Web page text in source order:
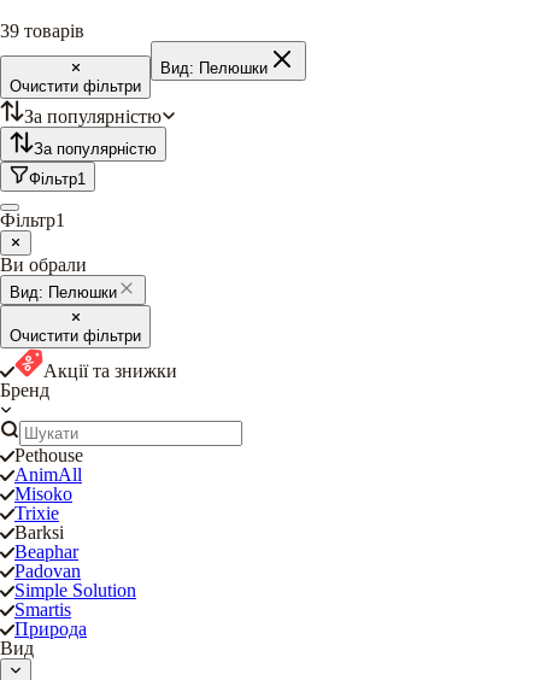
39 товарів
Очистити фільтри
Вид: Пелюшки
За популярністю
За популярністю
Фільтр1
Фільтр1
Ви обрали
Вид: Пелюшки
Очистити фільтри
Акції та знижки
Бренд
Pethouse
AnimAll
Misoko
Trixie
Barksi
Beaphar
Padovan
Simple Solution
Smartis
Природа
Вид